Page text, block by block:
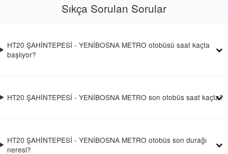
Sıkça Sorulan Sorular
HT20 ŞAHİNTEPESİ - YENİBOSNA METRO otobüsü saat kaçta
başlıyor?
HT20 ŞAHİNTEPESİ - YENİBOSNA METRO son otobüs saat kaçta?
HT20 ŞAHİNTEPESİ - YENİBOSNA METRO otobüs son durağı
neresi?